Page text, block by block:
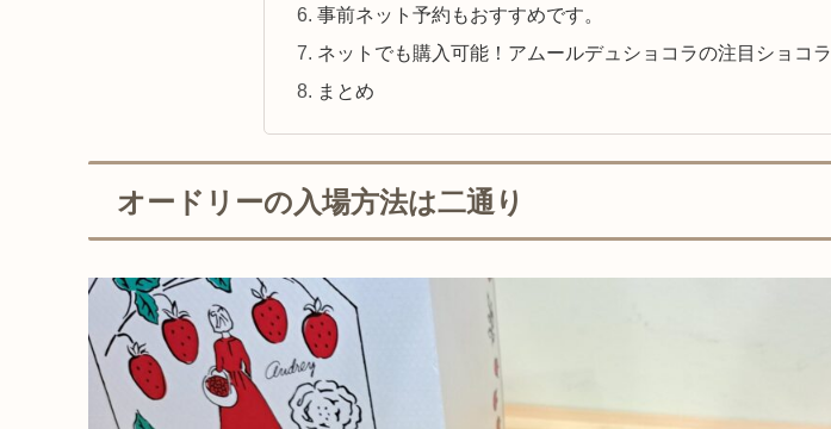
事前ネット予約もおすすめです。
ネットでも購入可能！アムールデュショコラの注目ショコラ
まとめ
オードリーの入場方法は二通り